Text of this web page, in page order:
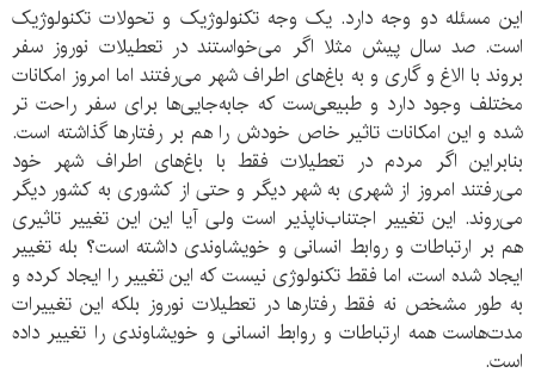
این مسئله دو وجه دارد. یک وجه تکنولوژیک و تحولات تکنولوژیک
است. صد سال پیش مثلا اگر می‌خواستند در تعطیلات نوروز سفر
بروند با الاغ و گاری و به باغ‌های اطراف شهر می‌رفتند اما امروز امکانات
مختلف وجود دارد و طبیعی‌ست که جابه‌جایی‌ها برای سفر راحت ‌تر
شده و این امکانات تاثیر خاص خودش را هم بر رفتارها گذاشته است.
بنابراین اگر مردم در تعطیلات فقط با باغ‌های اطراف شهر خود
می‌رفتند امروز از شهری به شهر دیگر و حتی از کشوری به کشور دیگر
می‌روند. این تغییر اجتناب‌ناپذیر است ولی آیا این این تغییر تاثیری
هم بر ارتباطات و روابط انسانی و خویشاوندی داشته است؟ بله تغییر
ایجاد شده است، اما فقط تکنولوژی نیست که این تغییر را ایجاد کرده و
به طور مشخص نه فقط رفتارها در تعطیلات نوروز بلکه این تغییرات
مدت‌هاست همه ارتباطات و روابط انسانی و خویشاوندی را تغییر داده
است.